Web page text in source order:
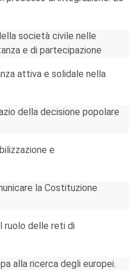
società civile nelle
e di partecipazione
attiva e solidale nella
della decisione popolare
e
la Costituzione
ruolo delle reti di
alla ricerca degli europei.